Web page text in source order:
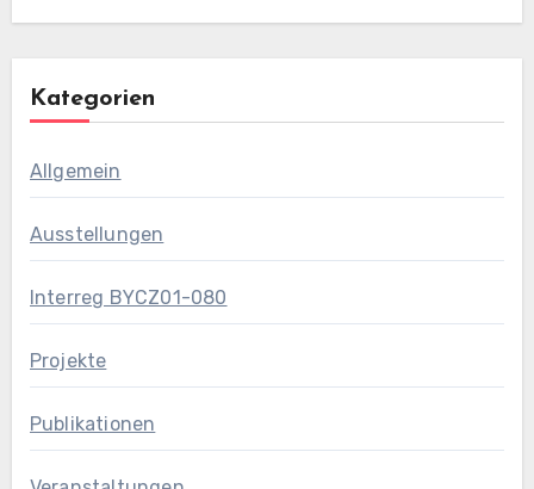
Kategorien
Allgemein
Ausstellungen
Interreg BYCZ01-080
Projekte
Publikationen